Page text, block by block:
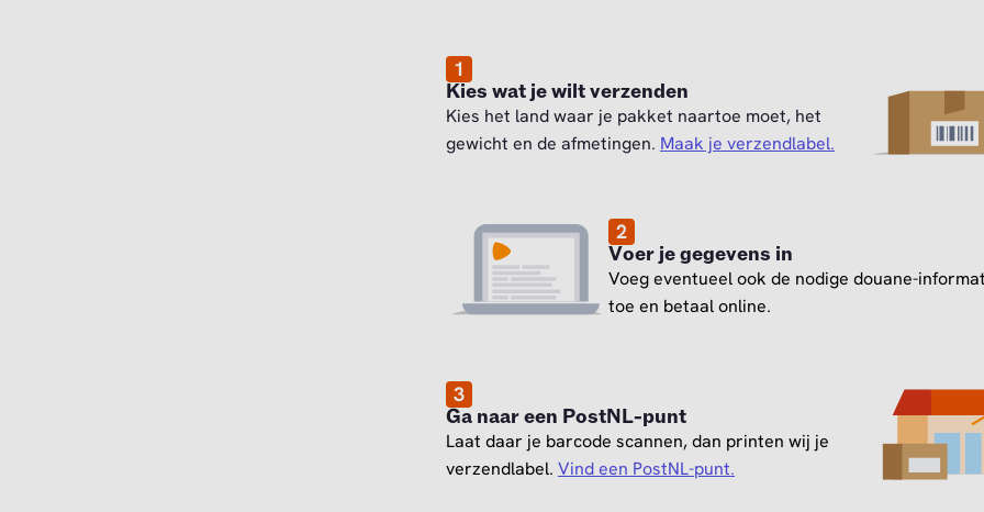
1
Kies wat je wilt verzenden
Kies het land waar je pakket naartoe moet, het
gewicht en de afmetingen. Maak je verzendlabel.
2
Voer je gegevens in
Voeg eventueel ook de nodige douane-
toe en betaal online.
3
Ga naar een PostNL-punt
Laat daar je barcode scannen, dan printen wij je
verzendlabel. Vind een PostNL-punt.